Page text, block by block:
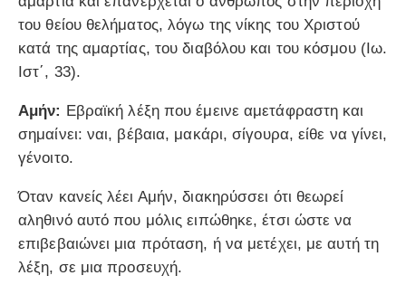
του θείου θελήματος, λόγω της νίκης του Χριστού
κατά της αμαρτίας, του διαβόλου και του κόσμου (Ιω.
Ιστ΄, 33).
Αμήν: Εβραϊκή λέξη που έμεινε αμετάφραστη και
σημαίνει: ναι, βέβαια, μακάρι, σίγουρα, είθε να γίνει,
γένοιτο.
Όταν κανείς λέει Αμήν, διακηρύσσει ότι θεωρεί
αληθινό αυτό που μόλις ειπώθηκε, έτσι ώστε να
επιβεβαιώνει μια πρόταση, ή να μετέχει, με αυτή τη
λέξη, σε μια προσευχή.